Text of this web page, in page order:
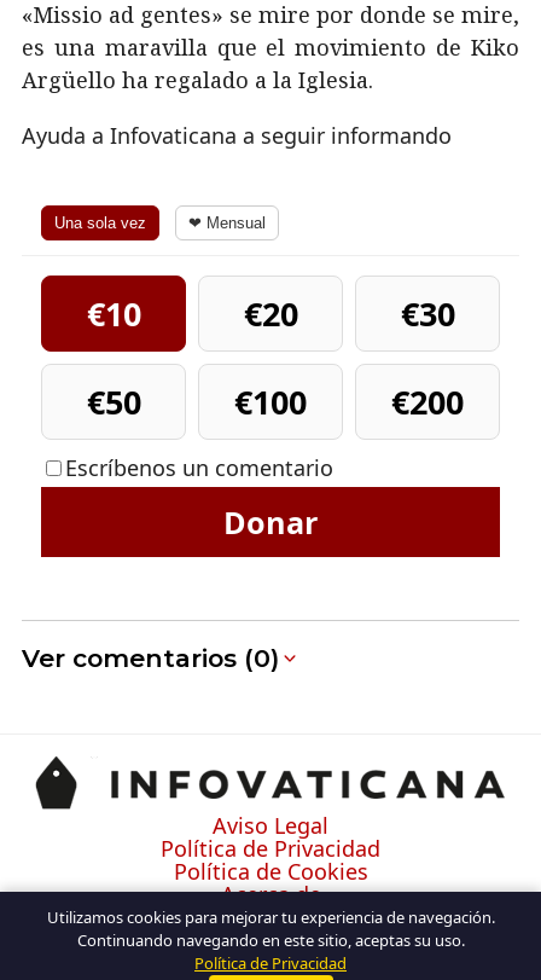
«Missio ad gentes» se mire por donde se mire,
es una maravilla que el movimiento de Kiko
Argüello ha regalado a la Iglesia.
Ayuda a Infovaticana a seguir informando
Una sola vez ❤ Mensual
€10 €20
€30
€50
€100 €200
Escríbenos un comentario
Donar
Ver comentarios (0)
Aviso Legal
Política de Privacidad
Política de Cookies
Acerca de
Contacto
Utilizamos cookies para mejorar tu experiencia de navegación.
Continuando navegando en este sitio, aceptas su uso.
Política de Privacidad